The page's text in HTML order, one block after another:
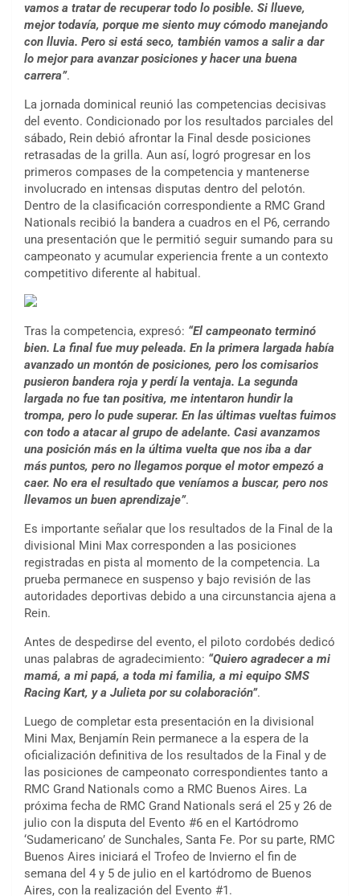
vamos a tratar de recuperar todo lo posible. Si llueve,
mejor todavía, porque me siento muy cómodo manejando
con lluvia. Pero si está seco, también vamos a salir a dar
lo mejor para avanzar posiciones y hacer una buena
carrera”.
La jornada dominical reunió las competencias decisivas
del evento. Condicionado por los resultados parciales del
sábado, Rein debió afrontar la Final desde posiciones
retrasadas de la grilla. Aun así, logró progresar en los
primeros compases de la competencia y mantenerse
involucrado en intensas disputas dentro del pelotón.
Dentro de la clasificación correspondiente a RMC Grand
Nationals recibió la bandera a cuadros en el P6, cerrando
una presentación que le permitió seguir sumando para su
campeonato y acumular experiencia frente a un contexto
competitivo diferente al habitual.
Tras la competencia, expresó: “El campeonato terminó
bien. La final fue muy peleada. En la primera largada había
avanzado un montón de posiciones, pero los comisarios
pusieron bandera roja y perdí la ventaja. La segunda
largada no fue tan positiva, me intentaron hundir la
trompa, pero lo pude superar. En las últimas vueltas fuimos
con todo a atacar al grupo de adelante. Casi avanzamos
una posición más en la última vuelta que nos iba a dar
más puntos, pero no llegamos porque el motor empezó a
caer. No era el resultado que veníamos a buscar, pero nos
llevamos un buen aprendizaje”.
Es importante señalar que los resultados de la Final de la
divisional Mini Max corresponden a las posiciones
registradas en pista al momento de la competencia. La
prueba permanece en suspenso y bajo revisión de las
autoridades deportivas debido a una circunstancia ajena a
Rein.
Antes de despedirse del evento, el piloto cordobés dedicó
unas palabras de agradecimiento: “Quiero agradecer a mi
mamá, a mi papá, a toda mi familia, a mi equipo SMS
Racing Kart, y a Julieta por su colaboración”.
Luego de completar esta presentación en la divisional
Mini Max, Benjamín Rein permanece a la espera de la
oficialización definitiva de los resultados de la Final y de
las posiciones de campeonato correspondientes tanto a
RMC Grand Nationals como a RMC Buenos Aires. La
próxima fecha de RMC Grand Nationals será el 25 y 26 de
julio con la disputa del Evento #6 en el Kartódromo
‘Sudamericano’ de Sunchales, Santa Fe. Por su parte, RMC
Buenos Aires iniciará el Trofeo de Invierno el fin de
semana del 4 y 5 de julio en el kartódromo de Buenos
Aires, con la realización del Evento #1.